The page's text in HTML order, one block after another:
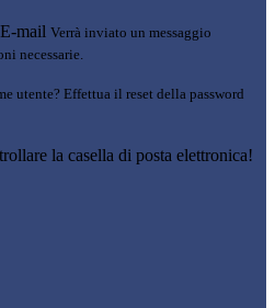
E-mail Verrà inviato un messaggio
necessarie.
utente? Effettua il reset della password
la casella di posta elettronica!